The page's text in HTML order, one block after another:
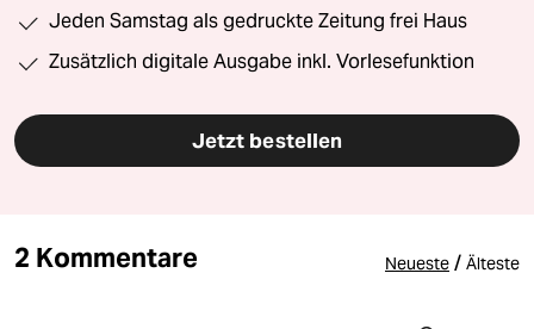
Jeden Samstag als gedruckte Zeitung frei Haus
Zusätzlich digitale Ausgabe inkl. Vorlesefunktion
Jetzt bestellen
2 Kommentare Neueste / Älteste